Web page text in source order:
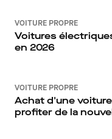
VOITURE PROPRE
Voitures
en 2026
VOITURE PROPRE
Achat d'une
profiter de la